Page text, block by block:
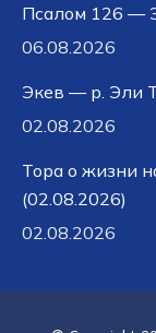
Псалом 126 —
06.08.2026
Экев — р. Эли
02.08.2026
Тора о жизни
(02.08.2026)
02.08.2026